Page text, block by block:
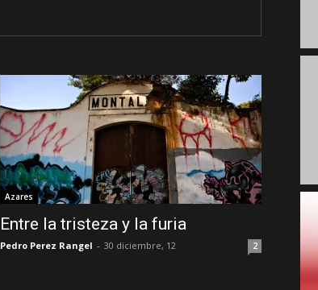
Azares
Entre la tristeza y la furia
Pedro Perez Rangel - 30 diciembre, 12 2